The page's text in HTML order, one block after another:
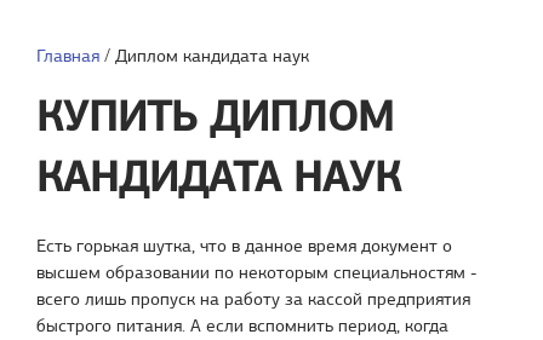
Главная / Диплом кандидата наук
КУПИТЬ ДИПЛОМ
КАНДИДАТА НАУК
Есть горькая шутка, что в данное время документ о
высшем образовании по некоторым специальностям -
всего лишь пропуск на работу за кассой предприятия
быстрого питания. А если вспомнить период, когда